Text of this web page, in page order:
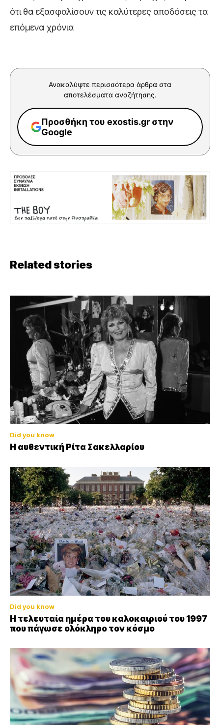
ότι θα εξασφαλίσουν τις καλύτερες αποδόσεις τα
επόμενα χρόνια
Ανακαλύψτε περισσότερα άρθρα στα
αποτελέσματα αναζήτησης.
Προσθήκη του exostis.gr στην
Google
Related stories
Did you know
Η αυθεντική Ρίτα Σακελλαρίου
Did you know
Η τελευταία ημέρα του καλοκαιριού του 1997
που πάγωσε ολόκληρο τον κόσμο